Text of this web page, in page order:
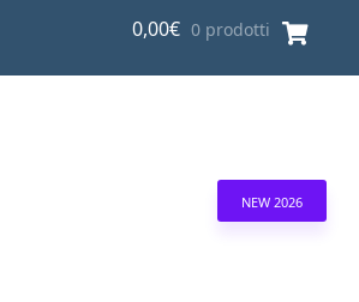
0,00€ 0 prodotti
NEW 2026